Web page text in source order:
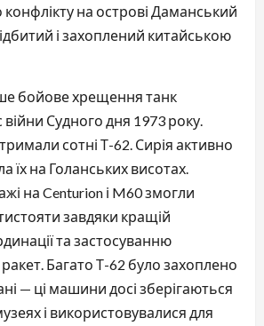
на острові Даманський
і захоплений китайською
бойове хрещення танк
Судного дня 1973 року.
сотні Т-62. Сирія активно
їх на Голанських висотах.
на Centurion і M60 змогли
завдяки кращій
та застосуванню
Багато Т-62 було захоплено
— ці машини досі зберігаються
і використовувалися для